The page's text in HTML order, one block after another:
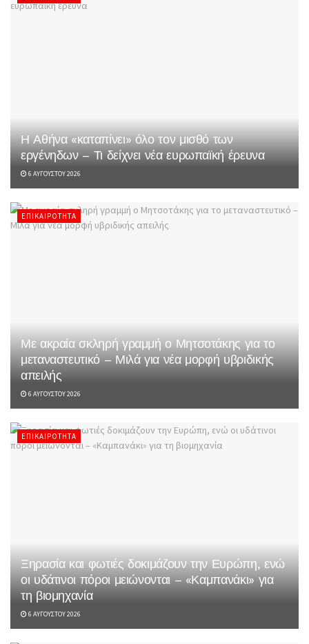
Η Αθήνα «καταπίνει» όλο τον μισθό των
εργένηδων – Τι δείχνει νέα ευρωπαϊκή έρευνα
6 ΑΥΓΟΎΣΤΟΥ 2026
ΕΠΙΚΑΙΡΌΤΗΤΑ
Με ακραία σκληρή γραμμή ο Μητσοτάκης για το
μεταναστευτικό – Μιλά για νέα μορφή υβριδικής
απειλής
6 ΑΥΓΟΎΣΤΟΥ 2026
ΕΠΙΚΑΙΡΌΤΗΤΑ
Ξηρασία και φωτιές δοκιμάζουν την Ευρώπη, ενώ
οι υδάτινοι πόροι μειώνονται – «Καμπανάκι» για
τη βιομηχανία
6 ΑΥΓΟΎΣΤΟΥ 2026